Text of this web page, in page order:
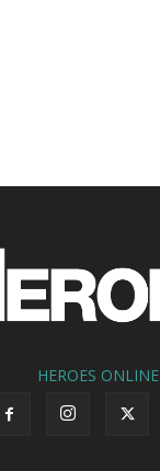
HEROES ONLINE